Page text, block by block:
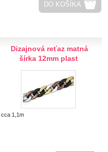
DO KOŠÍKA
Dizajnová reťaz matná
šírka 12mm plast
cca 1,1m